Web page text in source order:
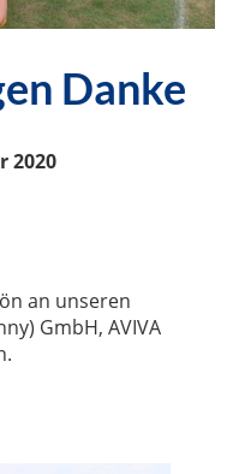
Danke
2020
an unseren
GmbH, AVIVA